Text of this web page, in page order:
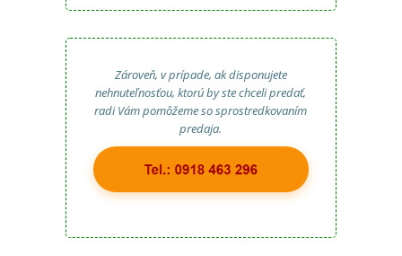
Zároveň, v prípade, ak disponujete
nehnuteľnosťou, ktorú by ste chceli predať,
radi Vám pomôžeme so sprostredkovaním
predaja.